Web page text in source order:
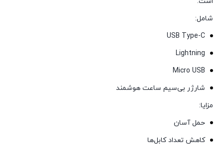
شامل:
USB Type-C
Lightning
Micro USB
شارژر بی‌سیم ساعت هوشمند
مزایا:
حمل آسان
کاهش تعداد کابل‌ها